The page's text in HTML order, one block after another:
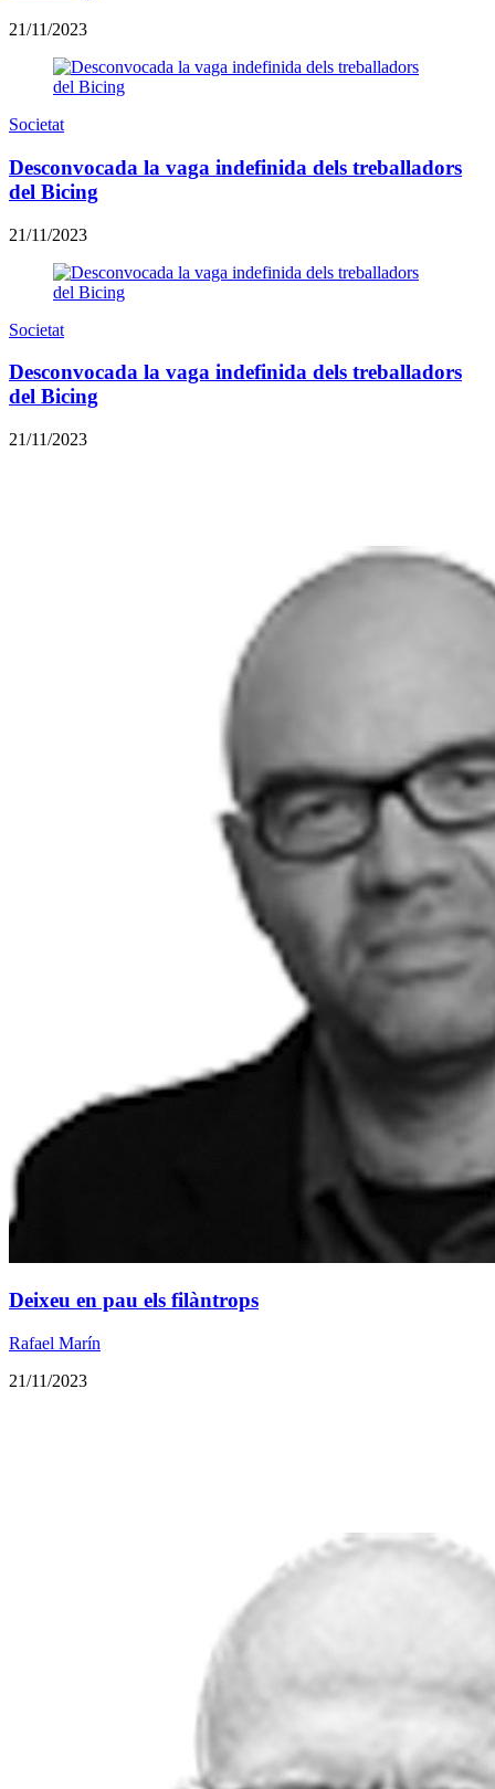
21/11/2023
Societat
Desconvocada la vaga indefinida dels treballadors
del Bicing
21/11/2023
Societat
Desconvocada la vaga indefinida dels treballadors
del Bicing
21/11/2023
Deixeu en pau els filàntrops
Rafael Marín
21/11/2023